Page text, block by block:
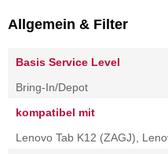
Allgemein & Filter
Basis Service Level
Bring-In/Depot
kompatibel mit
Lenovo Tab K12 (ZAGJ),